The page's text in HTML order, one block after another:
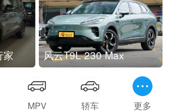
家 风云T9L 230 Max
MPV 轿车 更多